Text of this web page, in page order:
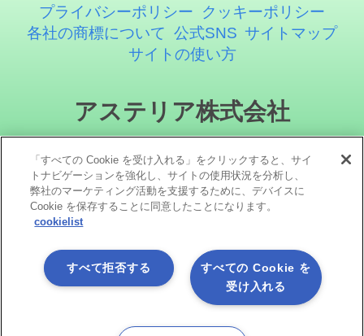
プライバシーポリシー
クッキーポリシー
各社の商標について 公式SNS サイトマップ
サイトの使い方
アステリア株式会社
ソーシャルメディア
「すべての Cookie を受け入れる」をクリックすると、サイ
トナビゲーションを強化し、サイトの使用状況を分析し、
弊社のマーケティング活動を支援するために、デバイスに
Cookie を保存することに同意したことになります。
cookielist
すべての Cookie を
受け入れる
すべて拒否する